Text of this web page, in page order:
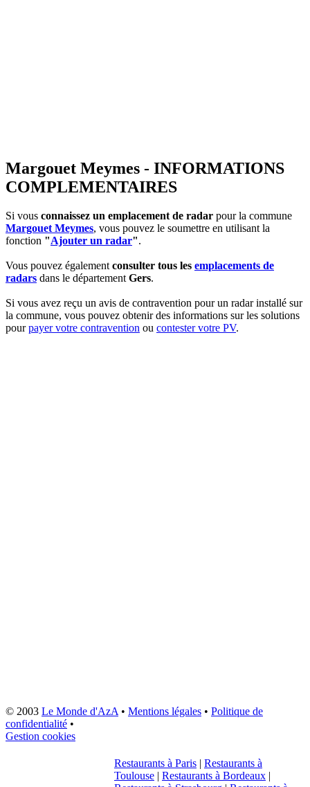
Margouet Meymes - INFORMATIONS
COMPLEMENTAIRES
Si vous connaissez un emplacement de radar pour la commune
Margouet Meymes, vous pouvez le soumettre en utilisant la
fonction "Ajouter un radar".
Vous pouvez égalementconsulter tous les emplacements de
radars dans le départementGers.
Si vous avez reçu un avis de contravention pour un radar installé sur
la commune, vous pouvez obtenir des informations sur les solutions
pourpayer votre contravention ou contester votre PV.
© 2003 Le Monde d'AzA• Mentions légales • Politique de
confidentialité •
Gestion cookies
Restaurants à Paris | Restaurants à
Toulouse | Restaurants à Bordeaux |